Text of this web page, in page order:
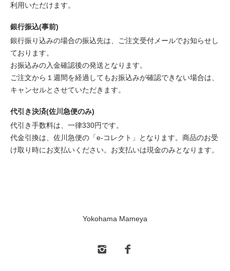
利用いただけます。
銀行振込(事前)
銀行振り込みの場合の振込先は、ご注文受付メールでお知らせし
ております。
お振込みの入金確認後の発送となります。
ご注文から１週間を経過してもお振込みが確認できない場合は、
キャンセルとさせていただきます。
代引き決済(佐川急便のみ)
代引き手数料は、一律330円です。
代金引換は、佐川急便の「e-コレクト」となります。商品のお受
け取り時にお支払いください。お支払いは現金のみとなります。
Yokohama Mameya